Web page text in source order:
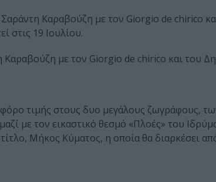
Καραβούζη με τον Giorgio de chirico
στις 19 Ιουλίου.
Καραβούζη με τον Giorgio de chirico και του
τιμής στους δυο μεγάλους ζωγράφους,
με τον εικαστικό θεσμό «Πλοές» του
Μήκος Κύματος, η οποία θα διαρκέσει